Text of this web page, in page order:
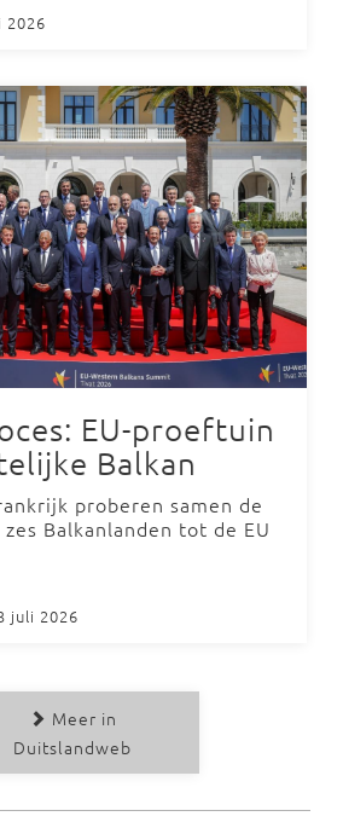
2026
EU-proeftuin
Balkan
proberen samen de
Balkanlanden tot de EU
juli 2026
Meer in
Duitslandweb